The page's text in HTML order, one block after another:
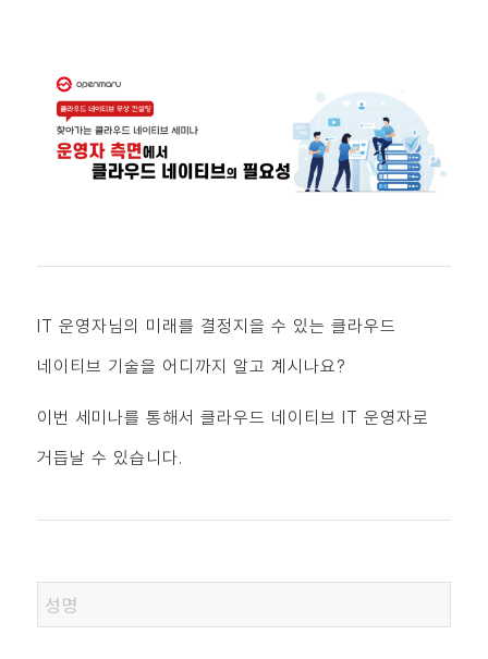
IT 운영자님의 미래를 결정지을 수 있는 클라우드
네이티브 기술을 어디까지 알고 계시나요?
이번 세미나를 통해서 클라우드 네이티브 IT 운영자로
거듭날 수 있습니다.